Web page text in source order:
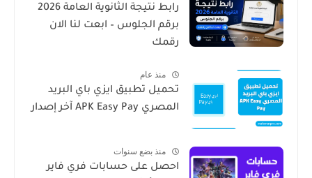
رابط نتيجة الثانوية العامة 2026
برقم الجلوس – ابعت لنا الان
رقمك
منذ عام
تحميل تطبيق ايزي باي البريد
المصري APK Easy Pay آخر إصدار
منذ بضع سنوات
احصل على حسابات فري فاير